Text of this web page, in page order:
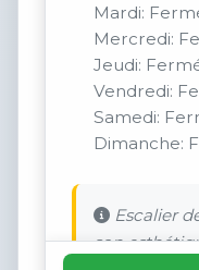
Mardi:
Mercredi:
Jeudi:
Vendredi:
Samedi:
Dimanche:
Escalier
son